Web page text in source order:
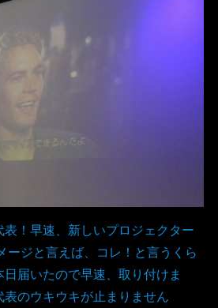
！早速、新しいプロジェクター
ージと言えば、コレ！と言うくら
届いたので早速、取り付けま
のウキウキが止まりません